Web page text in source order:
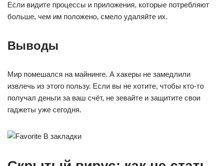
Если видите процессы и приложения, которые потребляют
больше, чем им положено, смело удаляйте их.
Выводы
Мир помешался на майнинге. А хакеры не замедлили
извлечь из этого пользу. Если вы не хотите, чтобы кто-то
получал деньги за ваш счёт, не зевайте и защитите свои
гаджеты уже сегодня.
В закладки